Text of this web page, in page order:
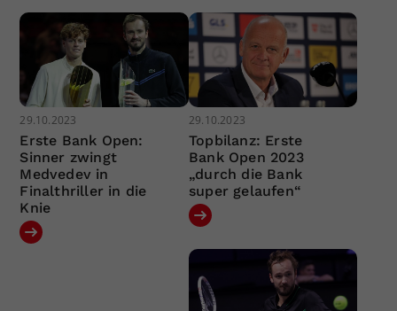
29.10.2023
Erste Bank Open:
Sinner zwingt
Medvedev in
Finalthriller in die
Knie
29.10.2023
Topbilanz: Erste
Bank Open 2023
„durch die Bank
super gelaufen“